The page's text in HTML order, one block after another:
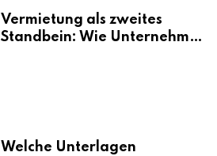
Vermietung als zweites
Standbein: Wie Unternehmen
Welche Unterlagen